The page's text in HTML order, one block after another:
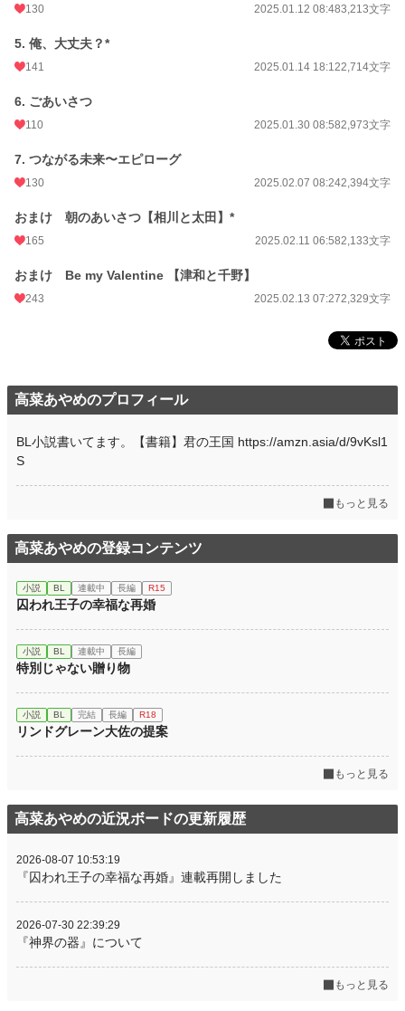
130 2025.01.12 08:483,213文字
5. 俺、大丈夫？*
141 2025.01.14 18:122,714文字
6. ごあいさつ
110 2025.01.30 08:582,973文字
7. つながる未来〜エピローグ
130 2025.02.07 08:242,394文字
おまけ 朝のあいさつ【相川と太田】*
165 2025.02.11 06:582,133文字
おまけ Be my Valentine 【津和と千野】
243 2025.02.13 07:272,329文字
高菜あやめのプロフィール
BL小説書いてます。【書籍】君の王国 https://amzn.asia/d/9vKsl1
S
もっと見る
高菜あやめの登録コンテンツ
小説 BL 連載中 長編 R15
囚われ王子の幸福な再婚
小説 BL 連載中 長編
特別じゃない贈り物
小説 BL 完結 長編 R18
リンドグレーン大佐の提案
もっと見る
高菜あやめの近況ボードの更新履歴
2026-08-07 10:53:19
『囚われ王子の幸福な再婚』連載再開しました
2026-07-30 22:39:29
『神界の器』について
もっと見る